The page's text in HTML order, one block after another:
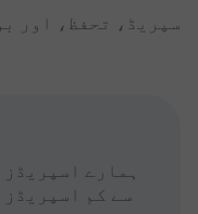
سپریڈ، تحفظ، اور
ہمارے
سے کم